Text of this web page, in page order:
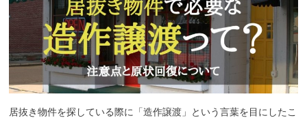
居抜き物件を探している際に「造作譲渡」という言葉を目にしたこ